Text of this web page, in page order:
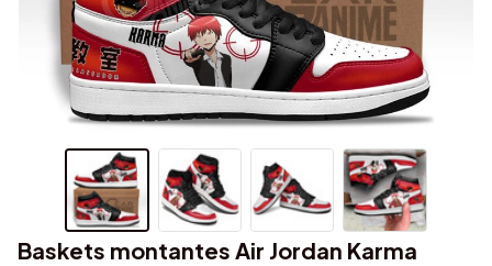
Baskets montantes Air Jordan Karma